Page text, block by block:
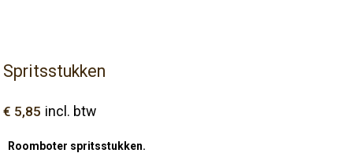
Spritsstukken
€ 5,85 incl. btw
Roomboter spritsstukken.